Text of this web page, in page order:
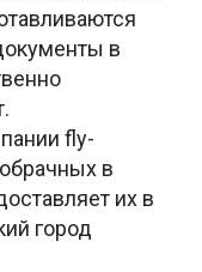
в
fly-
в
их в
город